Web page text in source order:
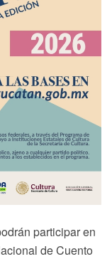
participar en
de Cuento